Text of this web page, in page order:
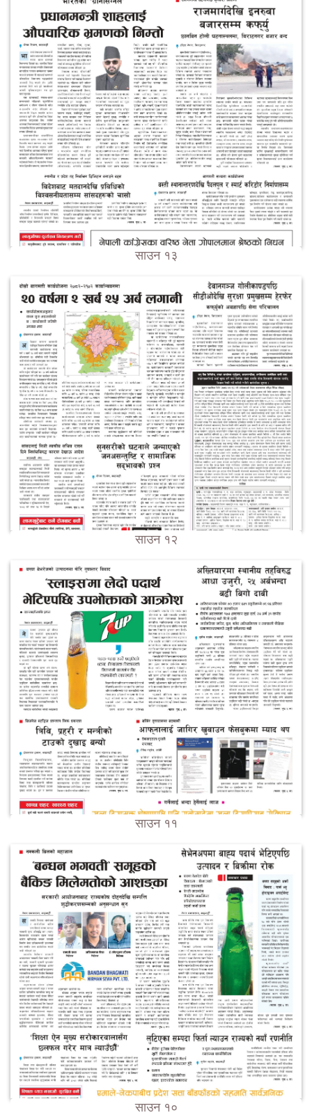
साउन १३
साउन १२
साउन ११
साउन १०